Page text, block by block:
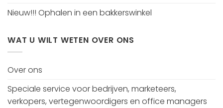
Nieuw!!! Ophalen in een bakkerswinkel
WAT U WILT WETEN OVER ONS
Over ons
Speciale service voor bedrijven, marketeers,
verkopers, vertegenwoordigers en office managers